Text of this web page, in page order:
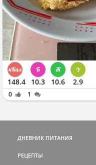
148.4 10.3 10.6 2.9
0 1
ДНЕВНИК ПИТАНИЯ
РЕЦЕПТЫ